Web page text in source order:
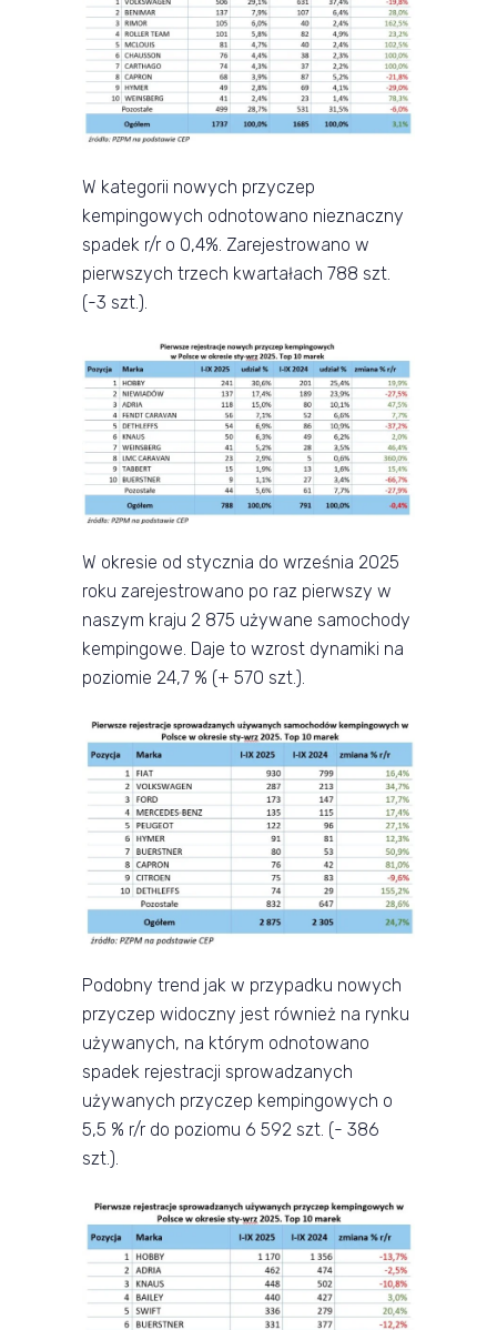
W kategorii nowych przyczep
kempingowych odnotowano nieznaczny
spadek r/r o 0,4%. Zarejestrowano w
pierwszych trzech kwartałach 788 szt.
(-3 szt.).
W okresie od stycznia do września 2025
roku zarejestrowano po raz pierwszy w
naszym kraju 2 875 używane samochody
kempingowe. Daje to wzrost dynamiki na
poziomie 24,7 % (+ 570 szt.).
Podobny trend jak w przypadku nowych
przyczep widoczny jest również na rynku
używanych, na którym odnotowano
spadek rejestracji sprowadzanych
używanych przyczep kempingowych o
5,5 % r/r do poziomu 6 592 szt. (- 386
szt.).